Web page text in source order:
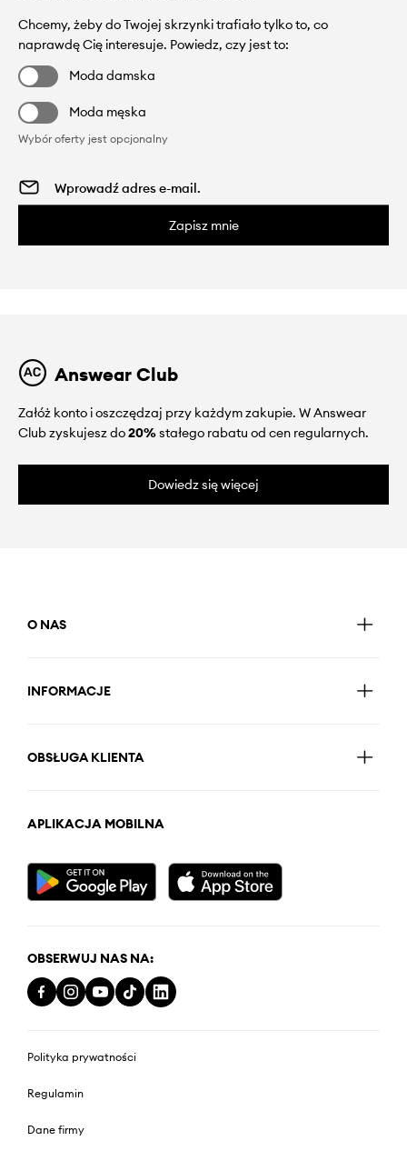
Chcemy, żeby do Twojej skrzynki trafiało tylko to, co
naprawdę Cię interesuje. Powiedz, czy jest to:
Moda damska
Moda męska
Wybór oferty jest opcjonalny
Zapisz mnie
Answear Club
Załóż konto i oszczędzaj przy każdym zakupie. W Answear
Club zyskujesz do20%stałego rabatu od cen regularnych.
Dowiedz się więcej
O NAS
INFORMACJE
OBSŁUGA KLIENTA
APLIKACJA MOBILNA
OBSERWUJ NAS NA:
Polityka prywatności
Regulamin
Dane firmy